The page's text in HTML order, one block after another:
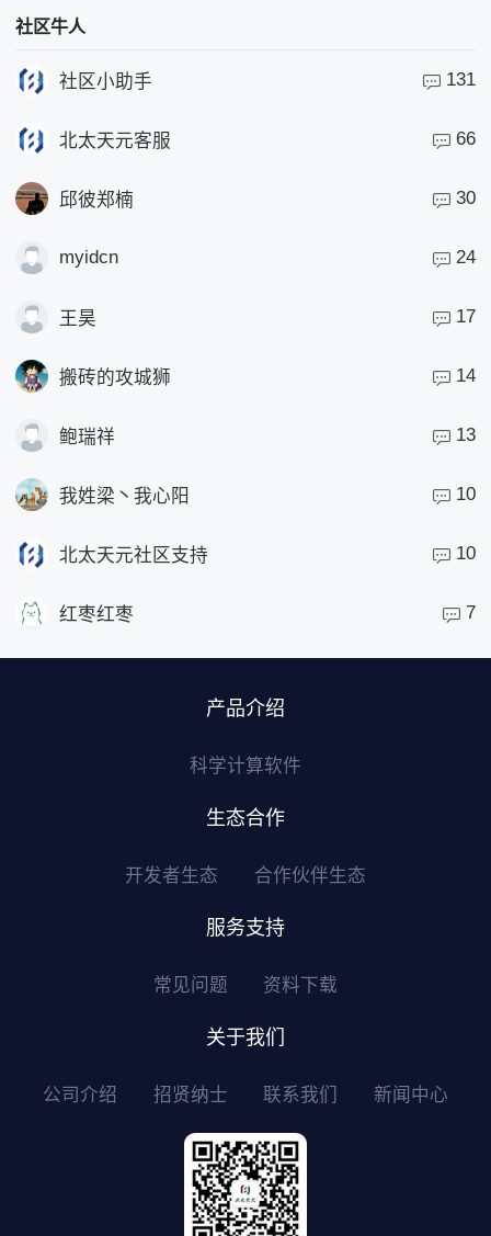
社区牛人
社区小助手 131
北太天元客服 66
邱彼郑楠 30
myidcn 24
王昊 17
搬砖的攻城狮 14
鲍瑞祥 13
我姓梁丶我心阳 10
北太天元社区支持 10
红枣红枣 7
产品介绍
科学计算软件
生态合作
开发者生态 合作伙伴生态
服务支持
常见问题 资料下载
关于我们
公司介绍 招贤纳士 联系我们 新闻中心